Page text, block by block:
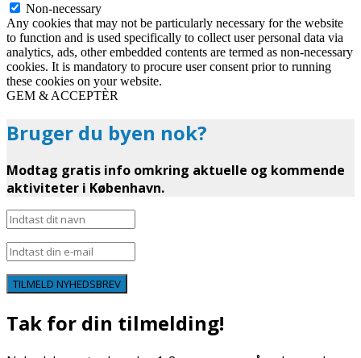
Non-necessary
Any cookies that may not be particularly necessary for the website
to function and is used specifically to collect user personal data via
analytics, ads, other embedded contents are termed as non-necessary
cookies. It is mandatory to procure user consent prior to running
these cookies on your website.
GEM & ACCEPTÈR
Bruger du byen nok?
Modtag gratis info omkring aktuelle og kommende
aktiviteter i København.
TILMELD NYHEDSBREV
Tak for din tilmelding!